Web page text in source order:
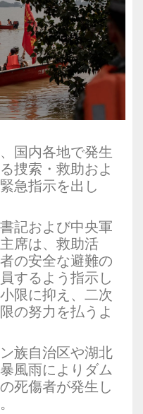
国内各地で発生
捜索・救助およ
急指示を出し
記および中央軍
席は、救助活
の安全な避難の
するよう指示し
限に抑え、二次
の努力を払うよ
族自治区や湖北
風雨によりダム
死傷者が発生し